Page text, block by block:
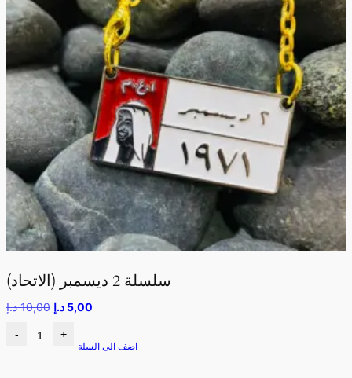
سلسلة 2 ديسمبر (الاتحاد)
10,00 د.إ 5,00 د.إ
- +
اضف الى السلة